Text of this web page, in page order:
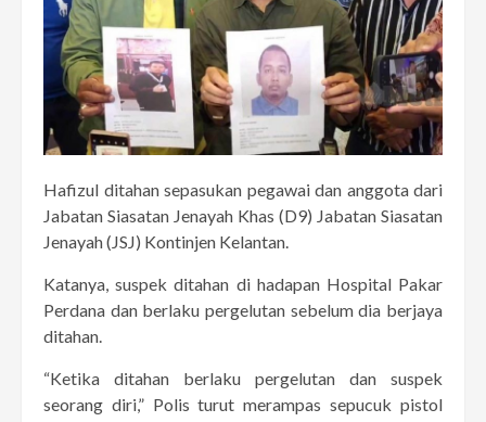
Hafizul ditahan sepasukan pegawai dan anggota dari
Jabatan Siasatan Jenayah Khas (D9) Jabatan Siasatan
Jenayah (JSJ) Kontinjen Kelantan.
Katanya, suspek ditahan di hadapan Hospital Pakar
Perdana dan berlaku pergelutan sebelum dia berjaya
ditahan.
“Ketika ditahan berlaku pergelutan dan suspek
seorang diri,” Polis turut merampas sepucuk pistol